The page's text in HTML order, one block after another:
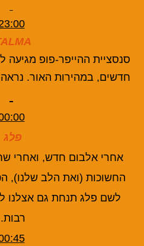
סנסציית ההייפר-פופ
חדשים, במהירות האור.
פלג
אחרי אלבום חדש, ואחרי
החשוכות (ואת הלב שלנו),
לשם פלג תנחת גם אצלנו
רבות.